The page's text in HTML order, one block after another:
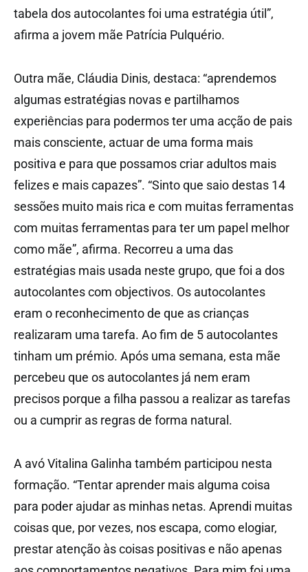
tabela dos autocolantes foi uma estratégia útil”,
afirma a jovem mãe Patrícia Pulquério.
Outra mãe, Cláudia Dinis, destaca: “aprendemos
algumas estratégias novas e partilhamos
experiências para podermos ter uma acção de pais
mais consciente, actuar de uma forma mais
positiva e para que possamos criar adultos mais
felizes e mais capazes”. “Sinto que saio destas 14
sessões muito mais rica e com muitas ferramentas
com muitas ferramentas para ter um papel melhor
como mãe”, afirma. Recorreu a uma das
estratégias mais usada neste grupo, que foi a dos
autocolantes com objectivos. Os autocolantes
eram o reconhecimento de que as crianças
realizaram uma tarefa. Ao fim de 5 autocolantes
tinham um prémio. Após uma semana, esta mãe
percebeu que os autocolantes já nem eram
precisos porque a filha passou a realizar as tarefas
ou a cumprir as regras de forma natural.
A avó Vitalina Galinha também participou nesta
formação. “Tentar aprender mais alguma coisa
para poder ajudar as minhas netas. Aprendi muitas
coisas que, por vezes, nos escapa, como elogiar,
prestar atenção às coisas positivas e não apenas